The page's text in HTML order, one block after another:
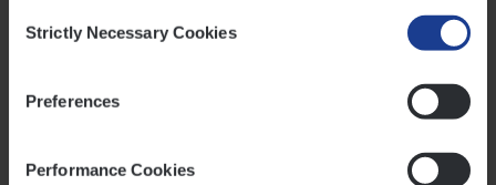
Selection
Strictly Necessary Cookies
Preferences
Performance Cookies
Voor al jouw vragen en problemen rond cookies en/of
de verwerking van jouw persoonsgegevens kan je
gegevensbescherming (DPO):
dpo@vanbreda.beof
per post Vanbreda Risk & Benefits NV, t.a.v. DPO,